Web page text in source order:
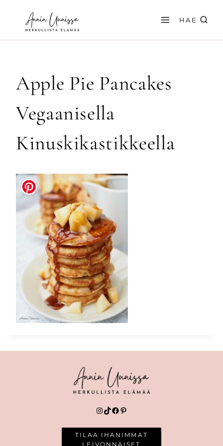
sisältöön
HAE
Apple Pie Pancakes
Vegaanisella
Kinuskikastikkeella
Instagram
TikTok
Facebook
Pinterest
TILAA IHANIMMAT
LEIVONNAISET